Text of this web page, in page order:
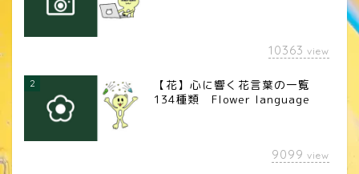
10363 view
2
【花】心に響く花言葉の一覧
134種類 Flower language
9099 view